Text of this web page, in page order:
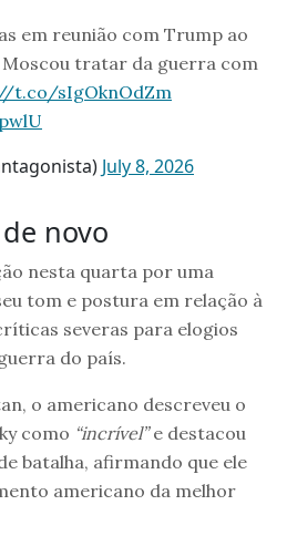
em reunião com Trump ao
tratar da guerra com
t.co/sIgOknOdZm
July 8, 2026
novo
nesta quarta por uma
tom e postura em relação à
severas para elogios
do país.
o americano descreveu o
como “incrível”e destacou
batalha, afirmando que ele
americano da melhor